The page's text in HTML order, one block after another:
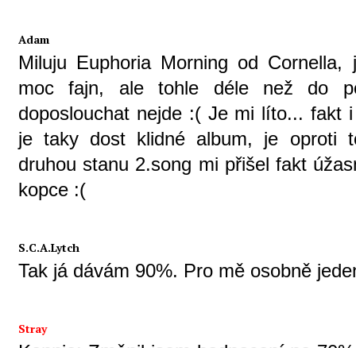
Adam
Miluju Euphoria Morning od
moc fajn, ale tohle déle než do
doposlouchat nejde :( Je mi líto... fakt
je taky dost klidné album, je oproti
druhou stanu 2.song mi přišel fakt
kopce :(
S.C.A.Lytch
Tak já dávám 90%. Pro mě osobně
Stray